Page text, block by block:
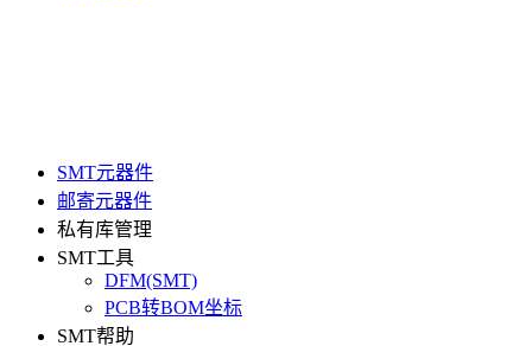
SMT元器件
邮寄元器件
私有库管理
SMT工具
DFM(SMT)
PCB转BOM坐标
SMT帮助